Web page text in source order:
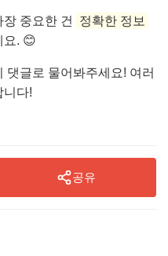
중요한 건
정확한 정보
요. 😊
댓글로 물어봐주세요! 여러
니다!
공유